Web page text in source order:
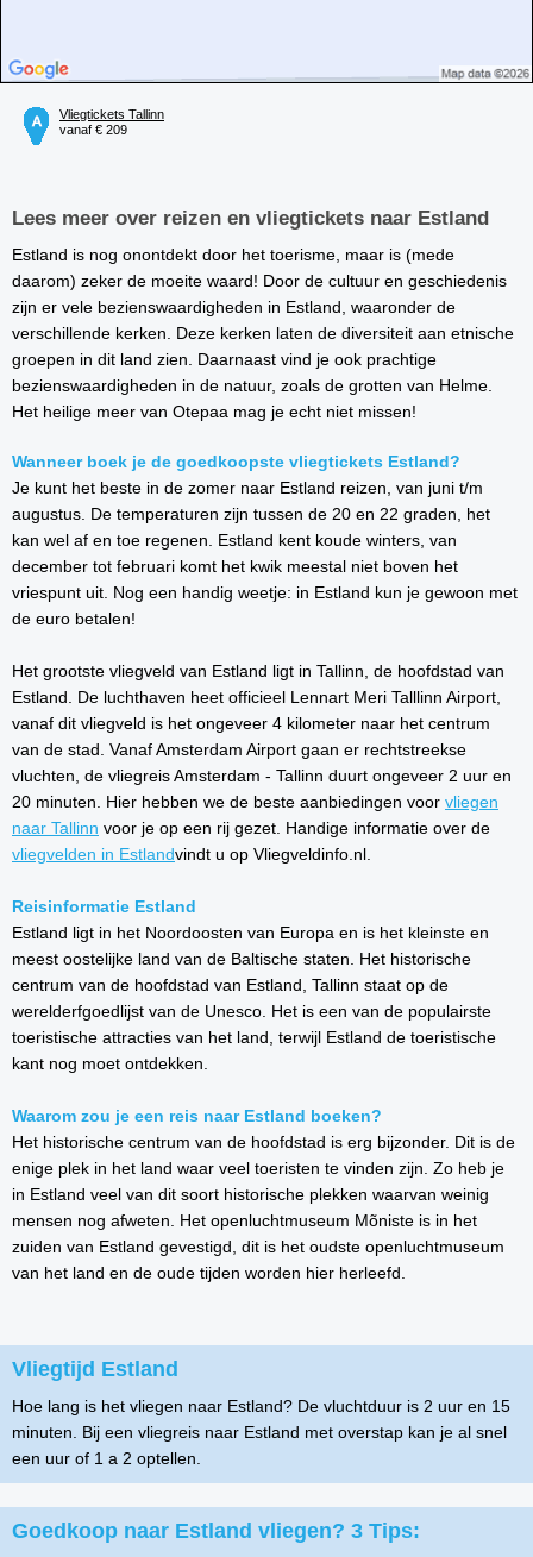
Vliegtickets Tallinn
vanaf € 209
Lees meer over reizen en vliegtickets naar Estland
Estland is nog onontdekt door het toerisme, maar is (mede
daarom) zeker de moeite waard! Door de cultuur en geschiedenis
zijn er vele bezienswaardigheden in Estland, waaronder de
verschillende kerken. Deze kerken laten de diversiteit aan etnische
groepen in dit land zien. Daarnaast vind je ook prachtige
bezienswaardigheden in de natuur, zoals de grotten van Helme.
Het heilige meer van Otepaa mag je echt niet missen!
Wanneer boek je de goedkoopste vliegtickets Estland?
Je kunt het beste in de zomer naar Estland reizen, van juni t/m
augustus. De temperaturen zijn tussen de 20 en 22 graden, het
kan wel af en toe regenen. Estland kent koude winters, van
december tot februari komt het kwik meestal niet boven het
vriespunt uit. Nog een handig weetje: in Estland kun je gewoon met
de euro betalen!
Het grootste vliegveld van Estland ligt in Tallinn, de hoofdstad van
Estland. De luchthaven heet officieel Lennart Meri Talllinn Airport,
vanaf dit vliegveld is het ongeveer 4 kilometer naar het centrum
van de stad. Vanaf Amsterdam Airport gaan er rechtstreekse
vluchten, de vliegreis Amsterdam - Tallinn duurt ongeveer 2 uur en
20 minuten. Hier hebben we de beste aanbiedingen voor vliegen
naar Tallinn voor je op een rij gezet. Handige informatie over de
vliegvelden in Estlandvindt u op Vliegveldinfo.nl.
Reisinformatie Estland
Estland ligt in het Noordoosten van Europa en is het kleinste en
meest oostelijke land van de Baltische staten. Het historische
centrum van de hoofdstad van Estland, Tallinn staat op de
werelderfgoedlijst van de Unesco. Het is een van de populairste
toeristische attracties van het land, terwijl Estland de toeristische
kant nog moet ontdekken.
Waarom zou je een reis naar Estland boeken?
Het historische centrum van de hoofdstad is erg bijzonder. Dit is de
enige plek in het land waar veel toeristen te vinden zijn. Zo heb je
in Estland veel van dit soort historische plekken waarvan weinig
mensen nog afweten. Het openluchtmuseum Mõniste is in het
zuiden van Estland gevestigd, dit is het oudste openluchtmuseum
van het land en de oude tijden worden hier herleefd.
Vliegtijd Estland
Hoe lang is het vliegen naar Estland? De vluchtduur is 2 uur en 15
minuten. Bij een vliegreis naar Estland met overstap kan je al snel
een uur of 1 a 2 optellen.
Goedkoop naar Estland vliegen? 3 Tips: